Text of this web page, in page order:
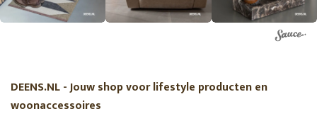
DEENS.NL - Jouw shop voor lifestyle producten en
woonaccessoires